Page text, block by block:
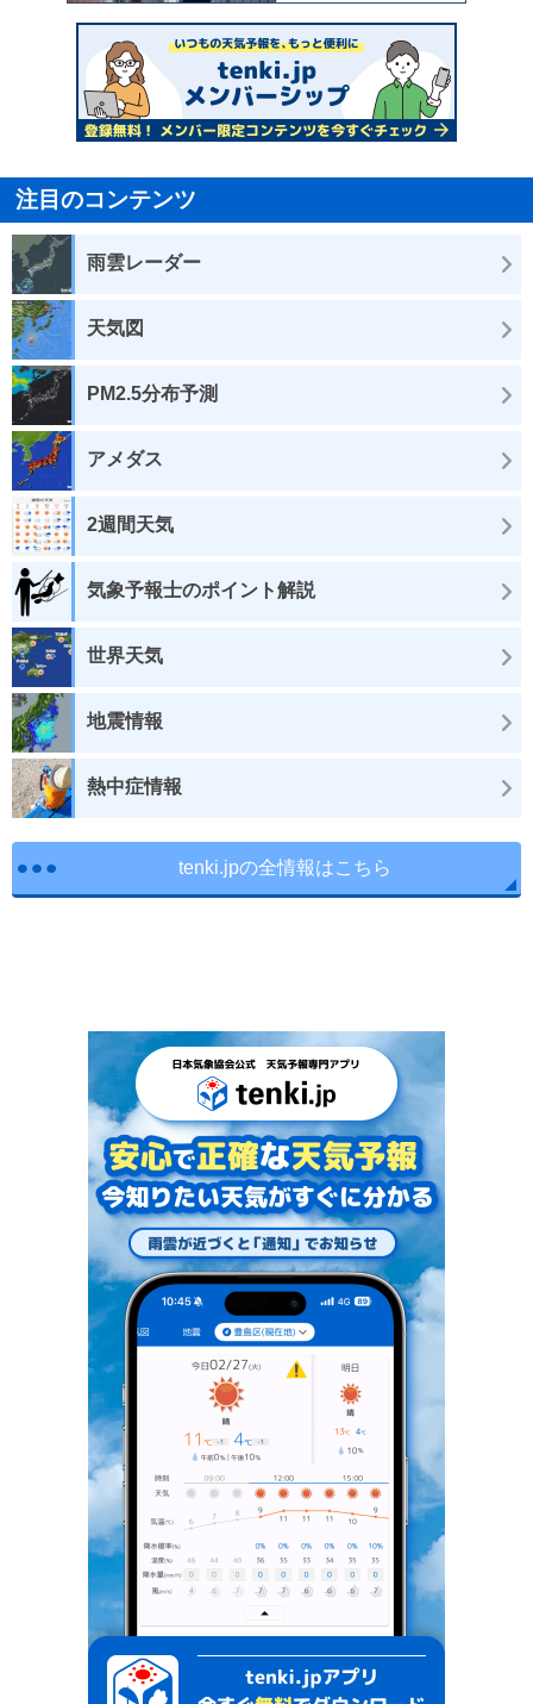
注目のコンテンツ
雨雲レーダー
天気図
PM2.5分布予測
アメダス
2週間天気
気象予報士のポイント解説
世界天気
地震情報
熱中症情報
tenki.jpの全情報はこちら